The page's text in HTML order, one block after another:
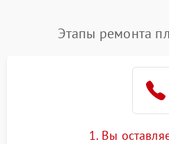
Этапы ремонта
1. Вы